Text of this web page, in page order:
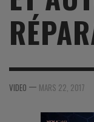
VIDEO — MARS 22, 2017